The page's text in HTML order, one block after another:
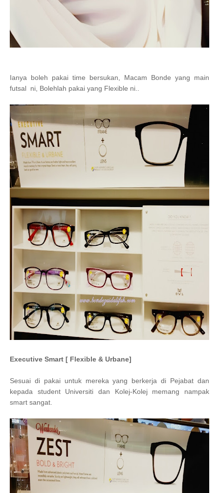
Ianya boleh pakai time bersukan, Macam Bonde yang main
futsal ni, Bolehlah pakai yang Flexible ni..
Executive Smart [ Flexible & Urbane]
Sesuai di pakai untuk mereka yang berkerja di Pejabat dan
kepada student Universiti dan Kolej-Kolej memang nampak
smart sangat.